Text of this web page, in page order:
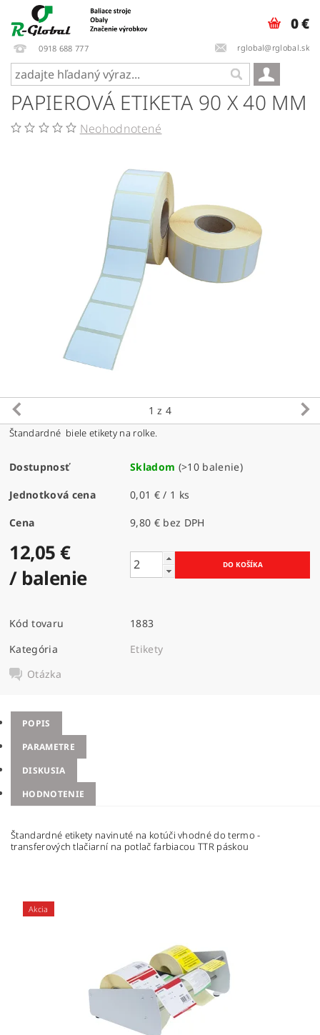
0918 688 777 rglobal@rglobal.sk
0 €
PAPIEROVÁ ETIKETA 90 X 40 MM
Neohodnotené
1 z 4
Štandardné biele etikety na rolke.
Dostupnosť Skladom (>10 balenie)
Jednotková cena 0,01 € / 1 ks
Cena 9,80 € bez DPH
12,05 €
/ balenie
Kód tovaru
1883
Kategória
Etikety
Otázka
POPIS
PARAMETRE
DISKUSIA
HODNOTENIE
Štandardné etikety navinuté na kotúči vhodné do termo -
transferových tlačiarní na potlač farbiacou TTR páskou
Akcia